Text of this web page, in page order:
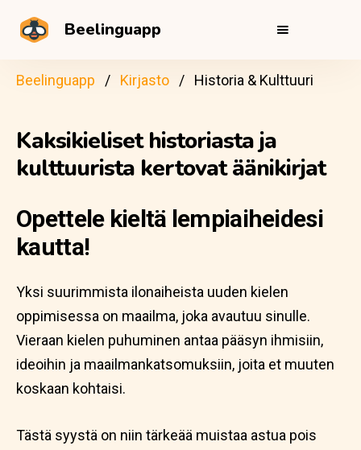
Beelinguapp
Beelinguapp Kirjasto Historia & Kulttuuri
Kaksikieliset historiasta ja
kulttuurista kertovat äänikirjat
Opettele kieltä lempiaiheidesi
kautta!
Yksi suurimmista ilonaiheista uuden kielen
oppimisessa on maailma, joka avautuu sinulle.
Vieraan kielen puhuminen antaa pääsyn ihmisiin,
ideoihin ja maailmankatsomuksiin, joita et muuten
koskaan kohtaisi.
Tästä syystä on niin tärkeää muistaa astua pois